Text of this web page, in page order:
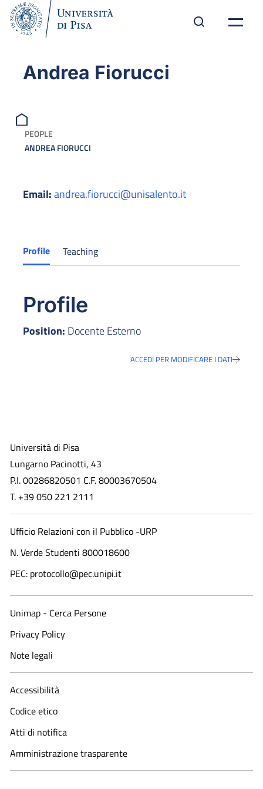
Andrea Fiorucci
PEOPLE
ANDREA FIORUCCI
Email:andrea.fiorucci@unisalento.it
Profile Teaching
Profile
Position: Docente Esterno
ACCEDI PER MODIFICARE I DATI
Università di Pisa
Lungarno Pacinotti, 43
P.I. 00286820501 C.F. 80003670504
T. +39 050 221 2111
Ufficio Relazioni con il Pubblico -URP
N. Verde Studenti 800018600​
PEC: protocollo@pec.unipi.it
Unimap - Cerca Persone
Privacy Policy
Note legali
Accessibilità
Codice etico
Atti di notifica
Amministrazione trasparente